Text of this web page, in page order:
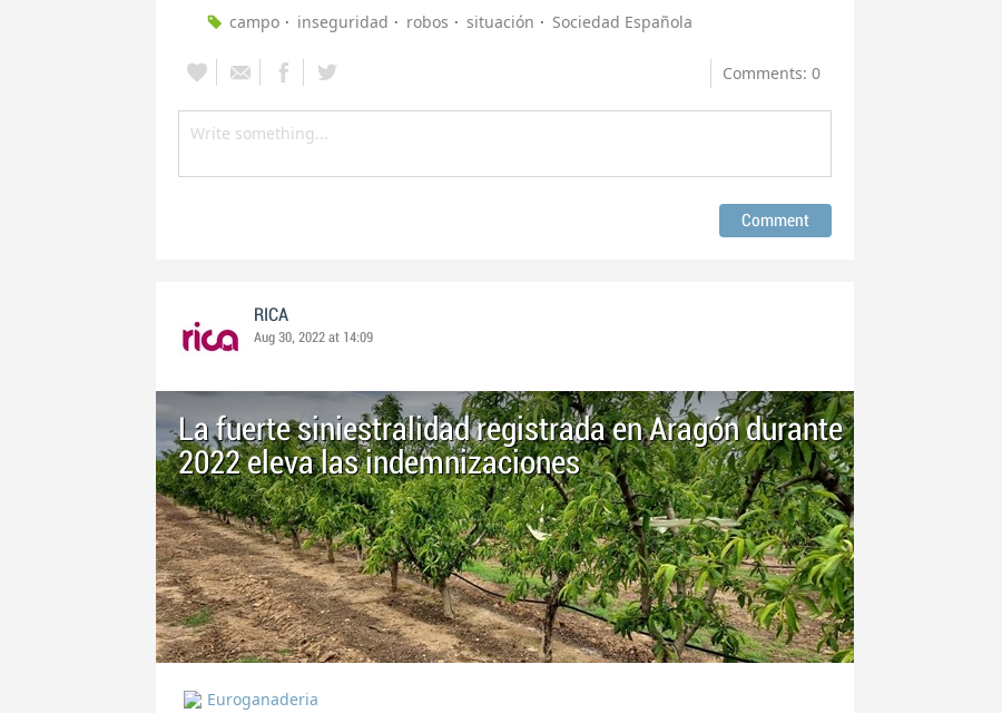
campo
inseguridad robos situación Sociedad Española
Comments: 0
RICA
Aug 30, 2022 at 14:09
La fuerte siniestralidad registrada en Aragón durante
2022 eleva las indemnizaciones
Euroganaderia